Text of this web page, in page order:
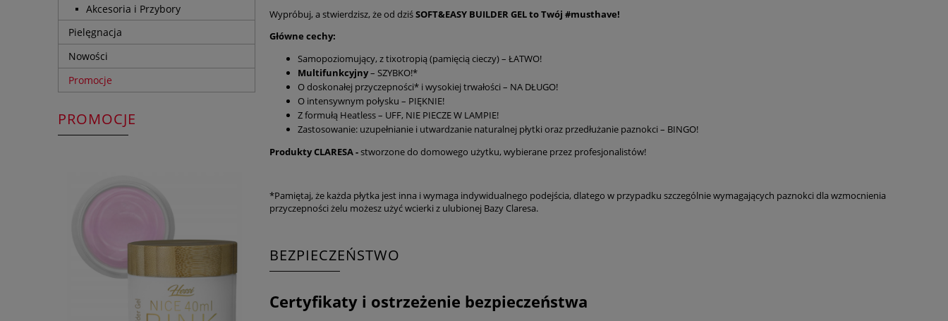
Akcesoria i Przybory
Pielęgnacja
Nowości
Promocje
PROMOCJE
Wypróbuj, a stwierdzisz, że od dziśSOFT&EASY BUILDER GEL to Twój #musthave!
Główne cechy:
Samopoziomujący, z tixotropią (pamięcią cieczy) – ŁATWO!
Multifunkcyjny– SZYBKO!*
O doskonałej przyczepności* i wysokiej trwałości – NA DŁUGO!
O intensywnym połysku – PIĘKNIE!
Z formułą Heatless – UFF, NIE PIECZE W LAMPIE!
Zastosowanie: uzupełnianie i utwardzanie naturalnej płytki oraz przedłużanie paznokci – BINGO!
Produkty CLARESA -stworzone do domowego użytku, wybierane przez profesjonalistów!
*Pamiętaj, że każda płytka jest inna i wymaga indywidualnego podejścia, dlatego w przypadku szczególnie wymagających paznokci dla wzmocnienia
przyczepności żelu możesz użyć wcierki z ulubionej Bazy Claresa.
BEZPIECZEŃSTWO
Certyfikaty i ostrzeżenie bezpieczeństwa